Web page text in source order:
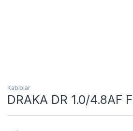
Kablolar
DRAKA DR 1.0/4.8AF